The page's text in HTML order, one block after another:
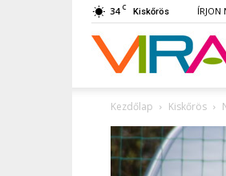
34 C Kiskőrös ÍRJON
VIRA
Kezdőlap Kiskőrös